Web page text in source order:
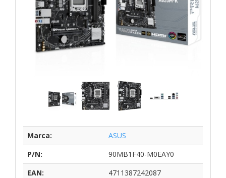
Marca:
ASUS
P/N:
90MB1F40-M0EAY0
EAN:
4711387242087